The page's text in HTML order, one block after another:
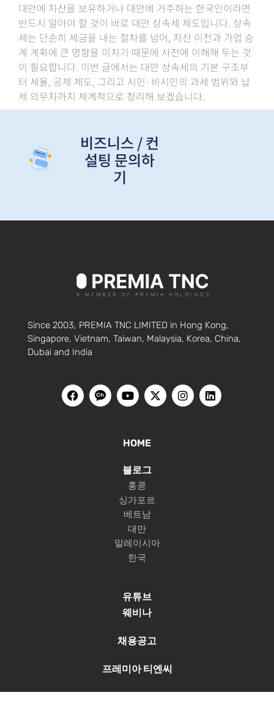
대만에 자산을 보유하거나 대만에 거주하는 한국인이라면
반드시 알아야 할 것이 바로 대만 상속세 제도입니다. 상속
세는 단순히 세금을 내는 절차를 넘어, 자산 이전과 가업 승
계 계획에 큰 영향을 미치기 때문에 사전에 이해해 두는 것
이 필요합니다. 이번 글에서는 대만 상속세의 기본 구조부
터 세율, 공제 제도, 그리고 시민·비시민의 과세 범위와 납
세 의무자까지 체계적으로 정리해 보겠습니다.
비즈니스 / 컨
설팅 문의하
기
Since 2003, PREMIA TNC LIMITED in Hong Kong,
Singapore, Vietnam, Taiwan, Malaysia, Korea, China,
Dubai and India
HOME
블로그
홍콩
싱가포르
베트남
대만
말레이시아
한국
유튜브
웨비나
채용공고
프레미아 티엔씨